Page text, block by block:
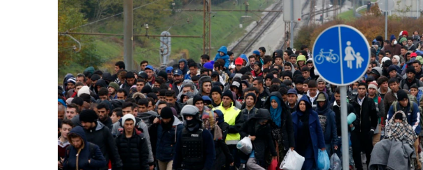
FOTOQALEREYA
İNFOQRAFIKA
KARIKATURA
RADIO ARXIV
OXU ZALI
AZƏRBAYCAN ƏDƏBIYYATI KITABXANASI
İSLAM VƏ DEMOKRATIYA
İZ - MƏDƏNIYYƏT PROQRAMI
HAQQIMIZDA
MISSIYAMIZ
PEŞƏ ETIKASI VƏ JURNALISTIKA
STANDARTLARIMIZ
MATERIALLARIMIZDAN ISTIFADƏ
AZADLIQRADIOSU MOBIL TELEFONUNUZDA